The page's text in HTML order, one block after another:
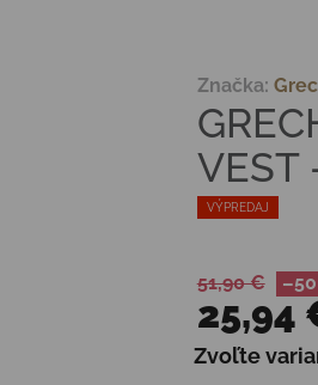
VÝPREDAJ
VEST
Značka:
51,90 €
25,94
Jednotková
Zvoľte